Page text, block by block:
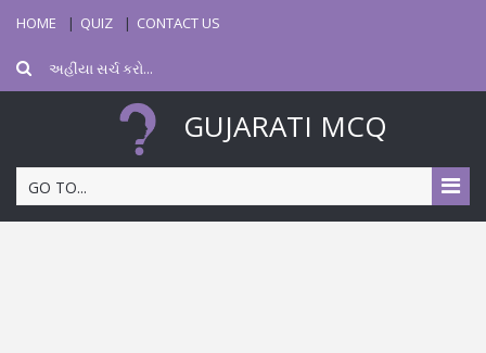
HOME QUIZ CONTACT US
GUJARATI MCQ
GO TO...